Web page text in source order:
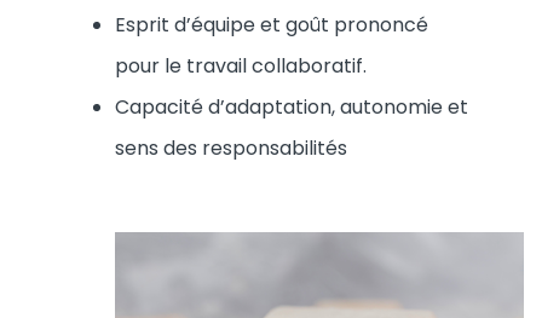
Esprit d’équipe et goût prononcé
pour le travail collaboratif.
Capacité d’adaptation, autonomie et
sens des responsabilités